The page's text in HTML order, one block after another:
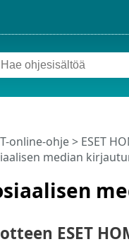
online-ohje> ESET
median
ESET